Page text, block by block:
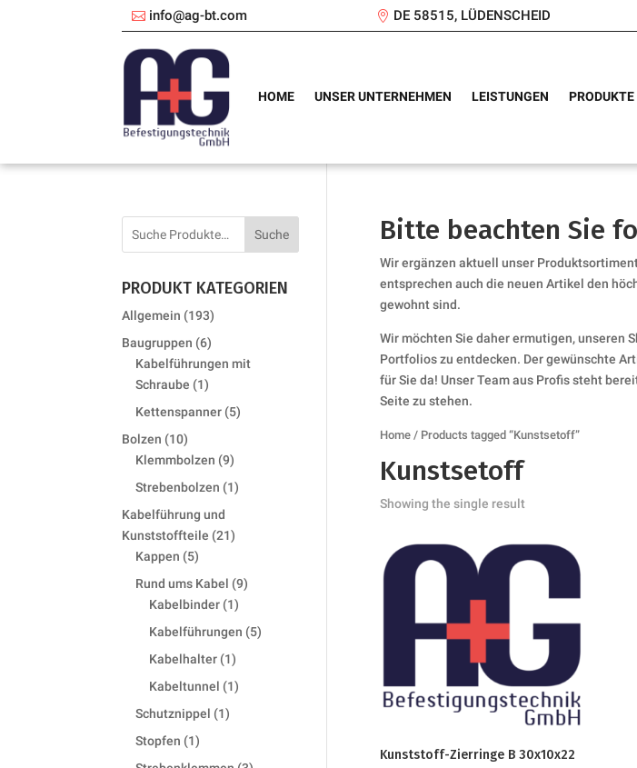
info@ag-bt.com DE 58515, LÜDENSCHEID
HOME UNSER UNTERNEHMEN LEISTUNGEN PRODUKTE
Bitte beachten Sie
Wir ergänzen aktuell unser
entsprechen auch die neuen Artikel den
gewohnt sind.
Wir möchten Sie daher ermutigen, unseren
Portfolios zu entdecken. Der gewünschte
für Sie da! Unser Team aus Profis steht
Seite zu stehen.
Home/ Products tagged “Kunstsetoff”
Kunstsetoff
Showing the single result
Kunststoff-Zierringe B 30x10x22
Suche
PRODUKT KATEGORIEN
Allgemein 193193
products
Baugruppen 66
products
Kabelführungen mit
Schraube
11
product
Kettenspanner 55
Bolzen 1010
products
Klemmbolzen 99
products
Strebenbolzen 11
Kabelführung und
Kunststoffteile 2121
Kappen 55
products
Rund ums Kabel 99
Kabelbinder 11
product
Kabelführungen 55
Kabelhalter 11
product
Kabeltunnel 11
Schutznippel 11
Stopfen 11
product